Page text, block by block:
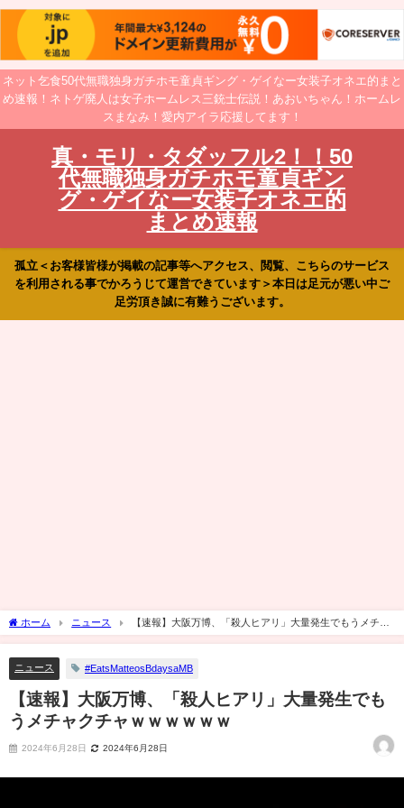
ネット乞食50代無職独身ガチホモ童貞ギング・ゲイなー女装子オネエ的まと
め速報！ネトゲ廃人は女子ホームレス三銃士伝説！あおいちゃん！ホームレ
スまなみ！愛内アイラ応援してます！
真・モリ・タダッフル2！！50
代無職独身ガチホモ童貞ギン
グ・ゲイなー女装子オネエ的
まとめ速報
孤立＜お客様皆様が掲載の記事等へアクセス、閲覧、こちらのサービス
を利用される事でかろうじて運営できています＞本日は足元が悪い中ご
足労頂き誠に有難うございます。
ホーム ニュース
【速報】大阪万博、「殺人ヒアリ」大量発生でもうメチャ
クチャｗｗｗｗｗｗ
ニュース #EatsMatteosBdaysaMB
【速報】大阪万博、「殺人ヒアリ」大量発生でも
うメチャクチャｗｗｗｗｗｗ
2024年6月28日 2024年6月28日